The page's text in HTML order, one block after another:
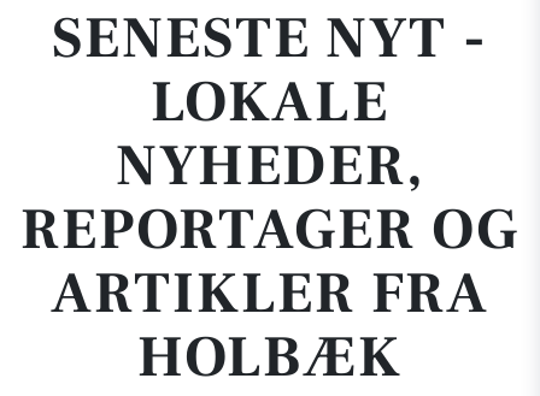
SENESTE NYT -
LOKALE
NYHEDER,
REPORTAGER OG
ARTIKLER FRA
HOLBÆK